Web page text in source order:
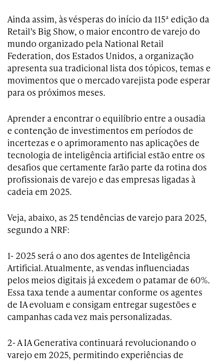
Ainda assim, às vésperas do início da 115ª edição da
Retail’s Big Show, o maior encontro de varejo do
mundo organizado pela National Retail
Federation, dos Estados Unidos, a organização
apresenta sua tradicional lista dos tópicos, temas e
movimentos que o mercado varejista pode esperar
para os próximos meses.
Aprender a encontrar o equilíbrio entre a ousadia
e contenção de investimentos em períodos de
incertezas e o aprimoramento nas aplicações de
tecnologia de inteligência artificial estão entre os
desafios que certamente farão parte da rotina dos
profissionais de varejo e das empresas ligadas à
cadeia em 2025.
Veja, abaixo, as 25 tendências de varejo para 2025,
segundo a NRF:
1- 2025 será o ano dos agentes de Inteligência
Artificial. Atualmente, as vendas influenciadas
pelos meios digitais já excedem o patamar de 60%.
Essa taxa tende a aumentar conforme os agentes
de IA evoluam e consigam entregar sugestões e
campanhas cada vez mais personalizadas.
2- A IA Generativa continuará revolucionando o
varejo em 2025, permitindo experiências de